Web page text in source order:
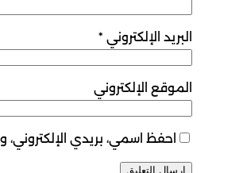
البريد الإلكتروني *
الموقع الإلكتروني
احفظ اسمي، بريدي